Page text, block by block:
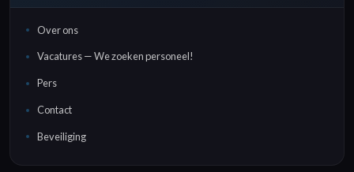
Over ons
Vacatures — We zoeken personeel!
Pers
Contact
Beveiliging